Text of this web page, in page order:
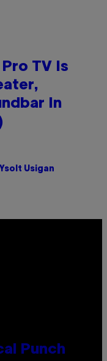
Pro TV Is
In
Ysolt Usigan
Punch